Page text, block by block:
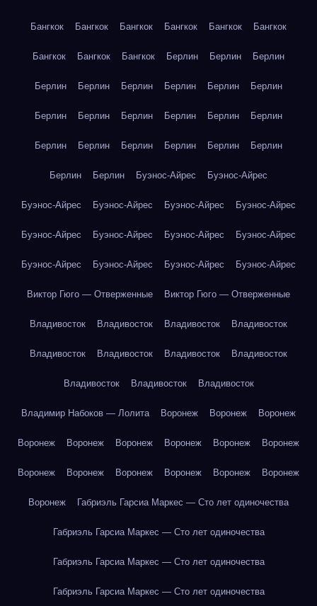
Бангкок Бангкок Бангкок Бангкок Бангкок Бангкок
Бангкок Бангкок Бангкок Берлин Берлин Берлин
Берлин Берлин Берлин Берлин Берлин Берлин
Берлин Берлин Берлин Берлин Берлин Берлин
Берлин Берлин Берлин Берлин Берлин Берлин
Берлин Берлин Буэнос-Айрес Буэнос-Айрес
Буэнос-Айрес Буэнос-Айрес Буэнос-Айрес Буэнос-Айрес
Буэнос-Айрес Буэнос-Айрес Буэнос-Айрес Буэнос-Айрес
Буэнос-Айрес Буэнос-Айрес Буэнос-Айрес Буэнос-Айрес
Виктор Гюго — Отверженные Виктор Гюго — Отверженные
Владивосток Владивосток Владивосток Владивосток
Владивосток Владивосток Владивосток Владивосток
Владивосток Владивосток Владивосток
Владимир Набоков — Лолита Воронеж Воронеж Воронеж
Воронеж Воронеж Воронеж Воронеж Воронеж Воронеж
Воронеж Воронеж Воронеж Воронеж Воронеж Воронеж
Воронеж Габриэль Гарсиа Маркес — Сто лет одиночества
Габриэль Гарсиа Маркес — Сто лет одиночества
Габриэль Гарсиа Маркес — Сто лет одиночества
Габриэль Гарсиа Маркес — Сто лет одиночества